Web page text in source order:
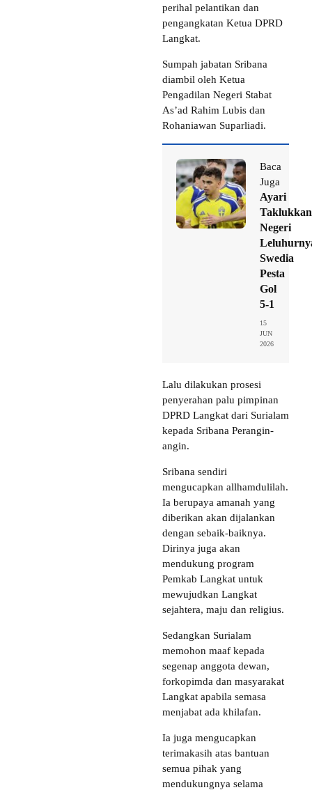
perihal pelantikan dan
pengangkatan Ketua DPRD
Langkat.
Sumpah jabatan Sribana
diambil oleh Ketua
Pengadilan Negeri Stabat
As’ad Rahim Lubis dan
Rohaniawan Suparliadi.
Baca
Juga
Ayari
Taklukkan
Negeri
Swedia
Pesta
Gol
5-1
15
JUN
2026
Lalu dilakukan prosesi
penyerahan palu pimpinan
DPRD Langkat dari Surialam
kepada Sribana Perangin-
angin.
Sribana sendiri
mengucapkan allhamdulilah.
Ia berupaya amanah yang
diberikan akan dijalankan
dengan sebaik-baiknya.
Dirinya juga akan
mendukung program
Pemkab Langkat untuk
mewujudkan Langkat
sejahtera, maju dan religius.
Sedangkan Surialam
memohon maaf kepada
segenap anggota dewan,
forkopimda dan masyarakat
Langkat apabila semasa
menjabat ada khilafan.
Ia juga mengucapkan
terimakasih atas bantuan
semua pihak yang
mendukungnya selama